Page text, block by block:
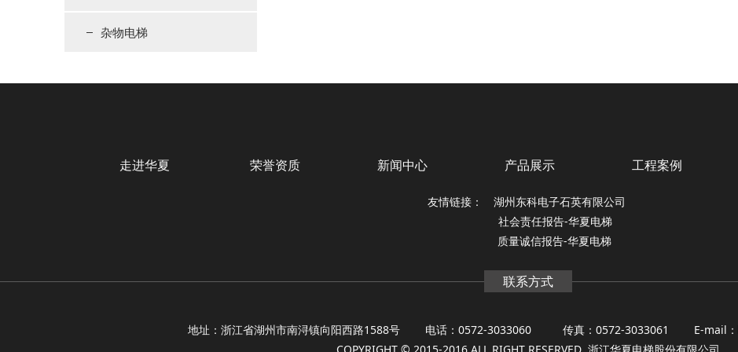
杂物电梯
走进华夏 荣誉资质 新闻中心 产品展示 工程案例
友情链接：
湖州东科电子石英有限公司
社会责任报告-华夏电梯
质量诚信报告-华夏电梯
联系方式
地址：浙江省湖州市南浔镇向阳西路1588号 电话：0572-3033060 传真：0572-3033061
E-mail